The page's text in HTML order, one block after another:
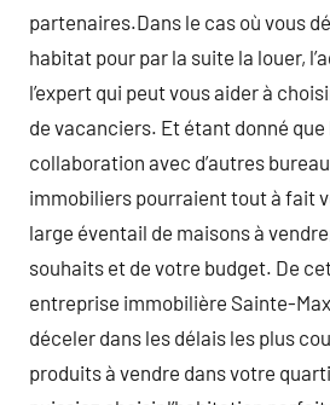
partenaires.Dans le cas où vous
habitat pour par la suite la louer,
l’expert qui peut vous aider à
de vacanciers. Et étant donné que
collaboration avec d’autres
immobiliers pourraient tout à fait
large éventail de maisons à
souhaits et de votre budget. De
entreprise immobilière Sainte-
déceler dans les délais les plus
produits à vendre dans votre